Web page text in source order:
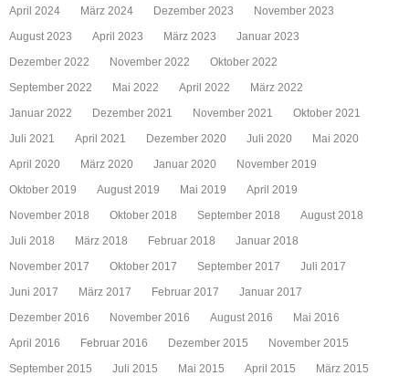
April 2024
März 2024 Dezember 2023
November 2023
August 2023
April 2023 März 2023
Januar 2023
Dezember 2022
November 2022
Oktober 2022
September 2022
Mai 2022 April 2022
März 2022
Januar 2022
Dezember 2021 November 2021
Oktober 2021
Juli 2021
April 2021 Dezember 2020 Juli 2020
Mai 2020
April 2020
März 2020 Januar 2020
November 2019
Oktober 2019
August 2019 Mai 2019
April 2019
November 2018
Oktober 2018 September 2018
August 2018
Juli 2018
März 2018 Februar 2018
Januar 2018
November 2017
Oktober 2017 September 2017
Juli 2017
Juni 2017
März 2017 Februar 2017
Januar 2017
Dezember 2016
November 2016 August 2016
Mai 2016
April 2016
Februar 2016 Dezember 2015
November 2015
September 2015
Juli 2015 Mai 2015 April 2015 März 2015